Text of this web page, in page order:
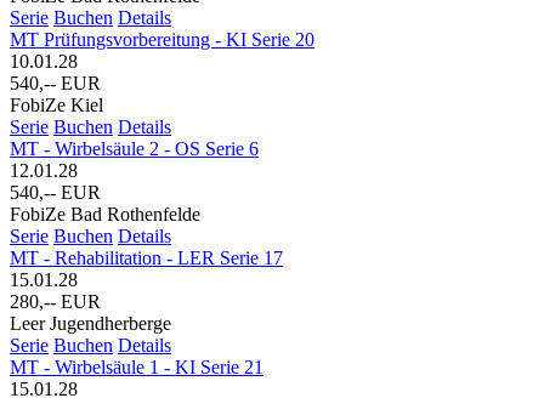
Serie Buchen Details
MT Prüfungsvorbereitung - KI Serie 20
10.01.28
540,-- EUR
FobiZe Kiel
Serie Buchen Details
MT - Wirbelsäule 2 - OS Serie 6
12.01.28
540,-- EUR
FobiZe Bad Rothenfelde
Serie Buchen Details
MT - Rehabilitation - LER Serie 17
15.01.28
280,-- EUR
Leer Jugendherberge
Serie Buchen Details
MT - Wirbelsäule 1 - KI Serie 21
15.01.28